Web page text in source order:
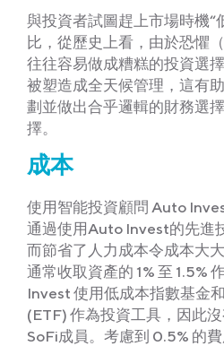
與投資者試圖趕上市場時機“
比，從歷史上看，由於恐懼
往往容易做成糟糕的投資選
被塑造成全天候管理，這有
劃並做出合乎邏輯的財務選
擇。
成本
使用智能投資顧問 Auto
通過使用Auto Invest的先進
而節省了人力成本令成本大
通常收取資產的 1% 至 1.5%
Invest 使用低成本指數基金
(ETF) 作為投資工具，因此
SoFi成員。考慮到 0.5% 的